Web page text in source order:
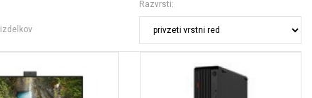
izdelkov
Razvrsti: